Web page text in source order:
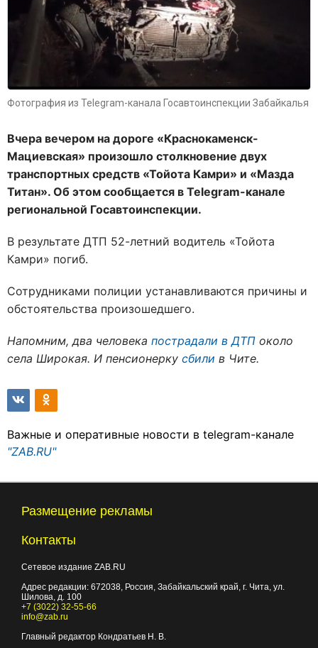
Фотография из Telegram-канала Госавтоинспекции Забайкалья
Вчера вечером на дороге «Краснокаменск-
Мациевская» произошло столкновение двух
транспортных средств «Тойота Камри» и «Мазда
Титан». Об этом сообщается в Telegram-канале
региональной Госавтоинспекции.
В результате ДТП 52-летний водитель «Тойота
Камри» погиб.
Сотрудниками полиции устанавливаются причины и
обстоятельства произошедшего.
Напомним, два человека пострадали в ДТП около
села Широкая. И пенсионерку сбили в Чите.
Важные и оперативные новости в telegram-канале
"ZAB.RU"
Размещение рекламы
Контакты
Сетевое издание ZAB.RU
Адрес редакции: 672038 , Россия, Забайкальский край, г. Чита ул.
Шилова, д. 100
+7 (3022) 32-55-66
info@zab.ru
Главный редактор Кондратьев Н. В.